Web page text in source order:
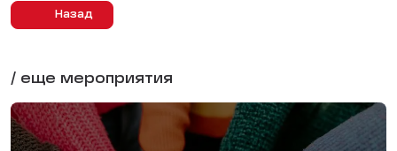
Назад
/ еще мероприятия